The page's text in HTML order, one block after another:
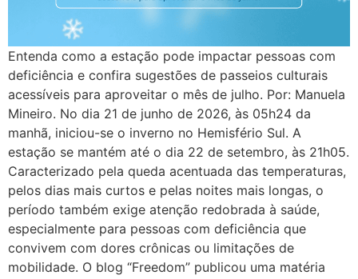
Entenda como a estação pode impactar pessoas com
deficiência e confira sugestões de passeios culturais
acessíveis para aproveitar o mês de julho. Por: Manuela
Mineiro. No dia 21 de junho de 2026, às 05h24 da
manhã, iniciou-se o inverno no Hemisfério Sul. A
estação se mantém até o dia 22 de setembro, às 21h05.
Caracterizado pela queda acentuada das temperaturas,
pelos dias mais curtos e pelas noites mais longas, o
período também exige atenção redobrada à saúde,
especialmente para pessoas com deficiência que
convivem com dores crônicas ou limitações de
mobilidade. O blog “Freedom” publicou uma matéria